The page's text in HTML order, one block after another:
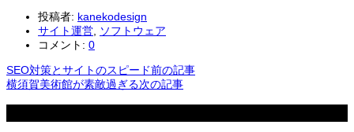
投稿者: kanekodesign
サイト運営
ソフトウェア
コメント: 0
SEO対策とサイトのスピード前の記事
横須賀美術館が素敵過ぎる次の記事